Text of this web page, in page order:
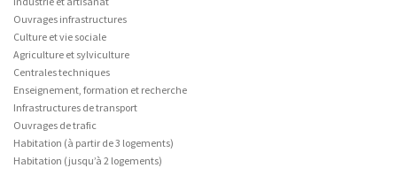
Ouvrages infrastructures
Culture et vie sociale
Agriculture et sylviculture
Centrales techniques
Enseignement, formation et recherche
Infrastructures de transport
Ouvrages de trafic
Habitation (à partir de 3 logements)
Habitation (jusqu’à 2 logements)